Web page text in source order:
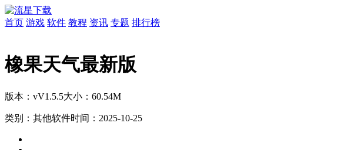
首页 游戏 软件 教程 资讯 专题 排行榜
橡果天气最新版
版本：vV1.5.5大小：60.54M
类别：其他软件时间：2025-10-25